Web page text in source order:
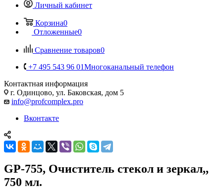
Личный кабинет
Корзина0
Отложенные0
Сравнение товаров0
+7 495 543 96 01Многоканальный телефон
Контактная информация
г. Одинцово, ул. Баковская, дом 5
info@profcomplex.pro
Вконтакте
GP-755, Очиститель стекол и зеркал,,
750 мл.